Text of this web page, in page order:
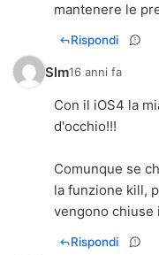
mantenere le
Rispondi
Slm16 anni fa
Con il iOS4 la
d'occhio!!!
Comunque se
la funzione kill,
vengono chiuse
Rispondi